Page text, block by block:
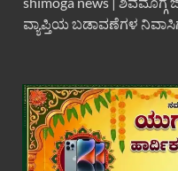
ವ್ಯಾಪ್ತಿಯ ಬಡಾವಣೆಗಳ